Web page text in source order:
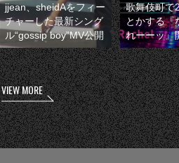
jjean、sheidAをフィー
チャーした最新シング
ル“gossip boy”MV公開
歌舞伎町で
とかする『
れーーッ』
VIEW MORE